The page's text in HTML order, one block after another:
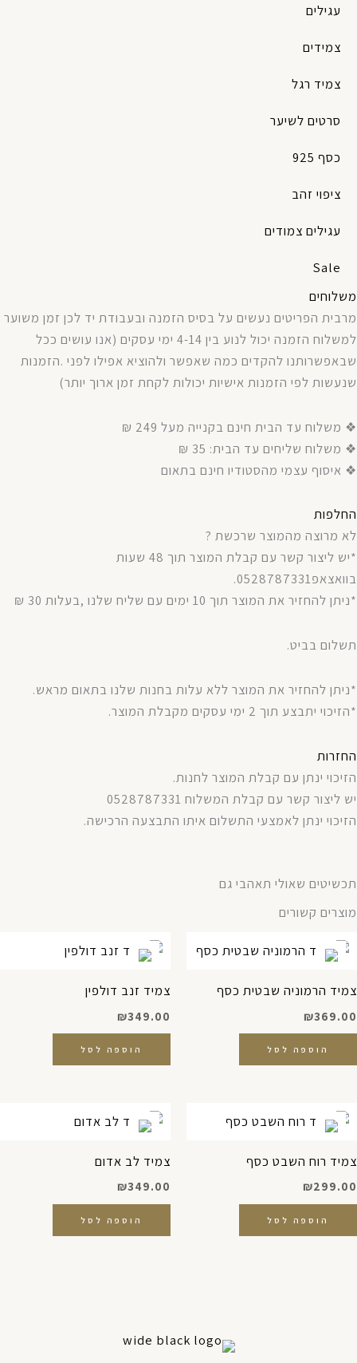
עגילים
צמידים
צמיד רגל
סרטים לשיער
כסף 925
ציפוי זהב
עגילים צמודים
Sale
משלוחים
מרבית הפריטים נעשים על בסיס הזמנה ובעבודת יד לכן זמן משוער
למשלוח הזמנה יכול לנוע בין ימי עסקים (אנו עושים ככל
שבאפשרותנו להקדים כמה שאפשר ולהוציא אפילו לפני .הזמנות
שנעשות לפי הזמנות אישיות יכולות לקחת זמן ארוך יותר)
❖ משלוח עד הבית חינם בקנייה מעל 249 ₪
❖ משלוח שליחים עד הבית: 35 ₪
❖ איסוף עצמי מהסטודיו חינם בתאום
החלפות
לא מרוצה מהמוצר שרכשת ?
*יש ליצור קשר עם קבלת המוצר תוך 48 שעות
בוואצאפ0528787331.
*ניתן להחזיר את המוצר תוך 10 ימים עם שליח שלנו ,בעלות 30 ₪
תשלום בביט.
*ניתן להחזיר את המוצר ללא עלות בחנות שלנו בתאום מראש.
*הזיכוי יתבצע תוך 2 ימי עסקים מקבלת המוצר.
החזרות
הזיכוי ינתן עם קבלת המוצר לחנות.
יש ליצור קשר עם קבלת המשלוח 0528787331
הזיכוי ינתן לאמצעי התשלום איתו התבצעה הרכישה.
תכשיטים שאולי תאהבי גם
מוצרים קשורים
צמיד הרמוניה שבטית כסף
₪369.00
הוספה לסל
צמיד זנב דולפין
₪349.00
הוספה לסל
צמיד רוח השבט כסף
₪299.00
הוספה לסל
צמיד לב אדום
₪349.00
הוספה לסל